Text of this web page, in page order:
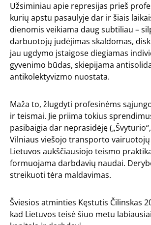
Užsiminiau apie represijas prieš
kurių apstu pasaulyje dar ir šiais
dienomis veikiama daug subtiliau –
darbuotojų judėjimas skaldomas,
jau ugdymo įstaigose diegiamas
gyvenimo būdas, skiepijama
antikolektyvizmo nuostata.
Maža to, žlugdyti profesinėms
ir teismai. Jie priima tokius
pasibaigia dar neprasidėję
Vilniaus viešojo transporto
Lietuvos aukščiausiojo teismo
formuojama darbdavių naudai.
streikuoti tėra maldavimas.
Šviesios atminties Kęstutis Čilinskas
kad Lietuvos teisė šiuo metu